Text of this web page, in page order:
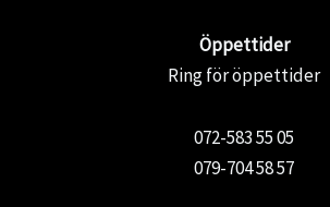
Öppettider
Ring för öppettider
072-583 55 05
079-704 58 57